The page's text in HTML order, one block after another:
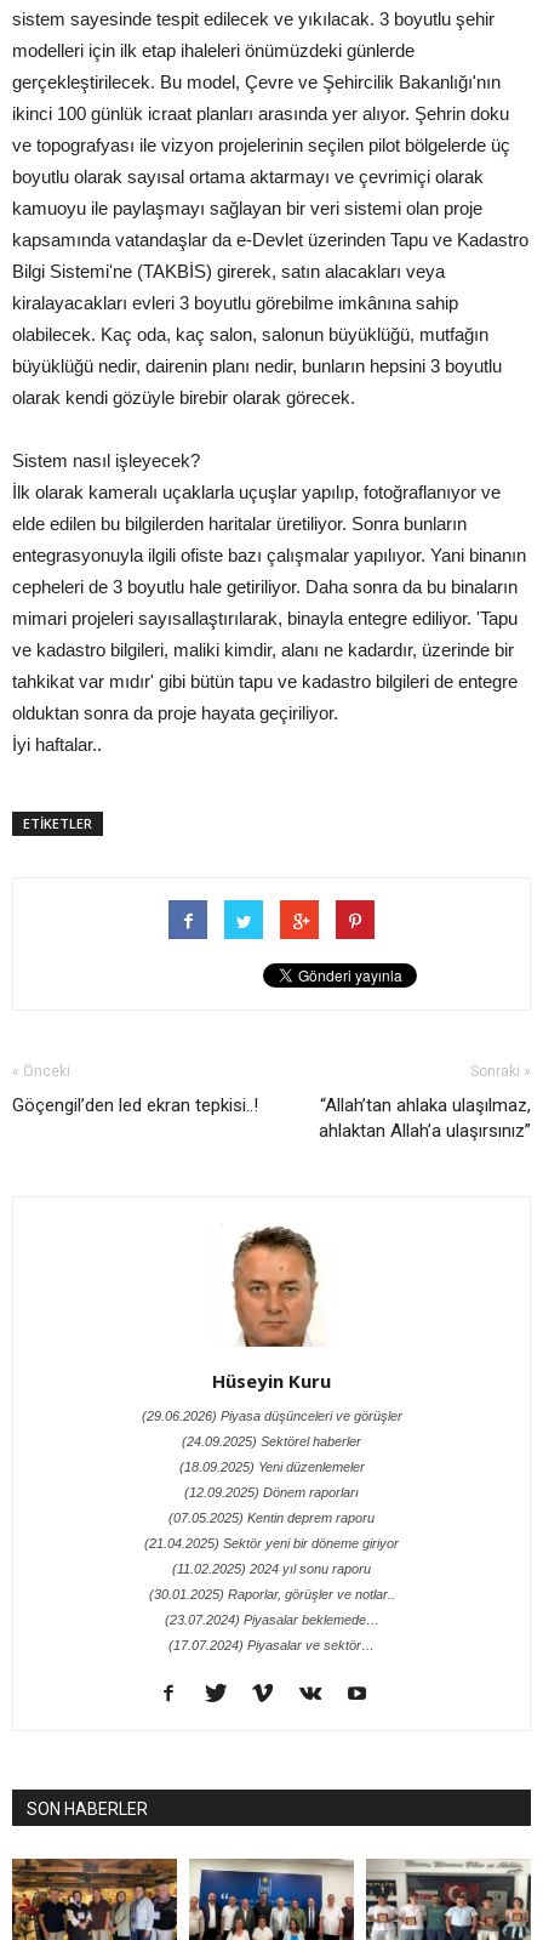
sistem sayesinde tespit edilecek ve yıkılacak. 3 boyutlu şehir
modelleri için ilk etap ihaleleri önümüzdeki günlerde
gerçekleştirilecek. Bu model, Çevre ve Şehircilik Bakanlığı'nın
ikinci 100 günlük icraat planları arasında yer alıyor. Şehrin doku
ve topografyası ile vizyon projelerinin seçilen pilot bölgelerde üç
boyutlu olarak sayısal ortama aktarmayı ve çevrimiçi olarak
kamuoyu ile paylaşmayı sağlayan bir veri sistemi olan proje
kapsamında vatandaşlar da e-Devlet üzerinden Tapu ve Kadastro
Bilgi Sistemi'ne (TAKBİS) girerek, satın alacakları veya
kiralayacakları evleri 3 boyutlu görebilme imkânına sahip
olabilecek. Kaç oda, kaç salon, salonun büyüklüğü, mutfağın
büyüklüğü nedir, dairenin planı nedir, bunların hepsini 3 boyutlu
olarak kendi gözüyle birebir olarak görecek.
Sistem nasıl işleyecek?
İlk olarak kameralı uçaklarla uçuşlar yapılıp, fotoğraflanıyor ve
elde edilen bu bilgilerden haritalar üretiliyor. Sonra bunların
entegrasyonuyla ilgili ofiste bazı çalışmalar yapılıyor. Yani binanın
cepheleri de 3 boyutlu hale getiriliyor. Daha sonra da bu binaların
mimari projeleri sayısallaştırılarak, binayla entegre ediliyor. 'Tapu
ve kadastro bilgileri, maliki kimdir, alanı ne kadardır, üzerinde bir
tahkikat var mıdır' gibi bütün tapu ve kadastro bilgileri de entegre
olduktan sonra da proje hayata geçiriliyor.
İyi haftalar..
ETİKETLER
« Önceki
Göçengil’den led ekran tepkisi..!
Sonraki »
“Allah’tan ahlaka ulaşılmaz,
ahlaktan Allah’a ulaşırsınız”
Hüseyin Kuru
(29.06.2026) Piyasa düşünceleri ve görüşler
(24.09.2025) Sektörel haberler
(18.09.2025) Yeni düzenlemeler
(12.09.2025) Dönem raporları
(07.05.2025) Kentin deprem raporu
(21.04.2025) Sektör yeni bir döneme giriyor
(11.02.2025) 2024 yıl sonu raporu
(30.01.2025) Raporlar, görüşler ve notlar..
(23.07.2024) Piyasalar beklemede…
(17.07.2024) Piyasalar ve sektör…
SON HABERLER